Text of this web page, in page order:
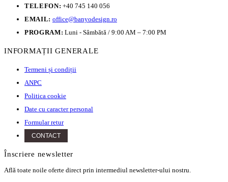
TELEFON: +40 745 140 056
EMAIL: office@banyodesign.ro
PROGRAM: Luni - Sâmbătă / 9:00 AM – 7:00 PM
INFORMAȚII GENERALE
Termeni și condiții
ANPC
Politica cookie
Date cu caracter personal
Formular retur
CONTACT
Înscriere newsletter
Află toate noile oferte direct prin intermediul newsletter-ului nostru.